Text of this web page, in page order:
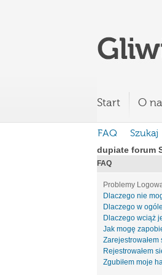
Start O
FAQ Szukaj
dupiate forum
FAQ
Problemy
Dlaczego nie
Dlaczego w
Dlaczego wciąż
Jak mogę
Rejestrowałem
Zgubiłem moje